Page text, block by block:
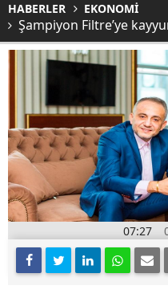
HABERLER EKONOMİ
Şampiyon Filtre’ye
07:27